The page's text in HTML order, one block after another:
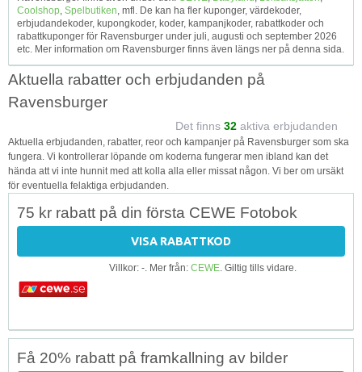
Coolshop, Spelbutiken, mfl. De kan ha fler kuponger, värdekoder,
erbjudandekoder, kupongkoder, koder, kampanjkoder, rabattkoder och
rabattkuponger för Ravensburger under juli, augusti och september 2026
etc. Mer information om Ravensburger finns även längs ner på denna sida.
Aktuella rabatter och erbjudanden på
Ravensburger
Det finns 32 aktiva erbjudanden
Aktuella erbjudanden, rabatter, reor och kampanjer på Ravensburger som ska
fungera. Vi kontrollerar löpande om koderna fungerar men ibland kan det
hända att vi inte hunnit med att kolla alla eller missat någon. Vi ber om ursäkt
för eventuella felaktiga erbjudanden.
75 kr rabatt på din första CEWE Fotobok
VISA RABATTKOD
Villkor: -. Mer från: CEWE. Giltig tills vidare.
Få 20% rabatt på framkallning av bilder